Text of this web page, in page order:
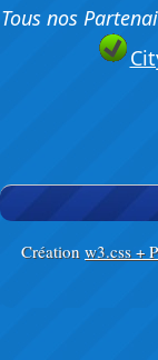
Tous nos
Création w3.css +